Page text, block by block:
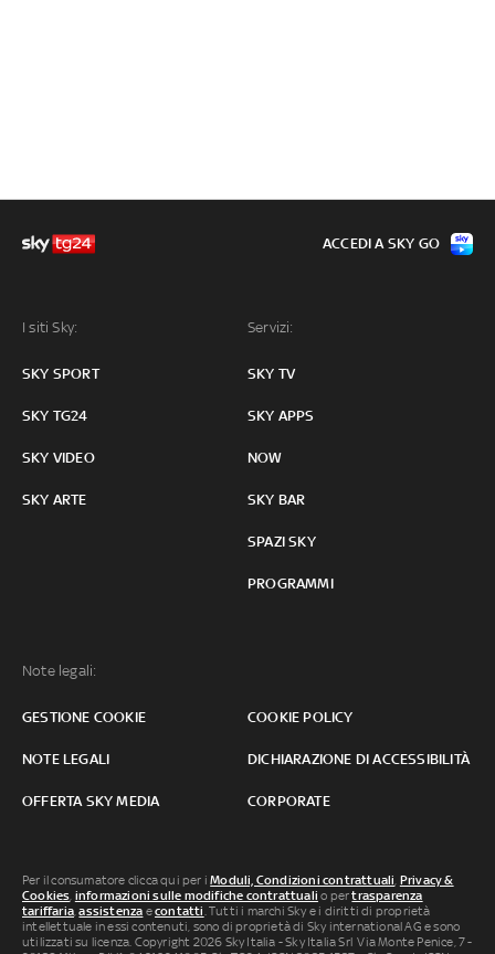
I siti Sky:
SKY SPORT
SKY TG24
SKY VIDEO
SKY ARTE
Servizi:
SKY TV
SKY APPS
NOW
SKY BAR
SPAZI SKY
PROGRAMMI
Note legali:
GESTIONE COOKIE COOKIE POLICY
NOTE LEGALI DICHIARAZIONE DI ACCESSIBILITÀ
OFFERTA SKY MEDIA CORPORATE
ACCEDI A SKY GO
Per il consumatore clicca qui per iModuli, Condizioni contrattuali, Privacy &
Cookies, informazioni sulle modifiche contrattuali o pertrasparenza
tariffaria,assistenza econtatti. Tutti i marchi Sky e i diritti di proprietà
intellettuale in essi contenuti, sono di proprietà di Sky international AG e sono
utilizzati su licenza. Copyright 2026 Sky Italia - Sky Italia Srl Via Monte Penice, 7 -